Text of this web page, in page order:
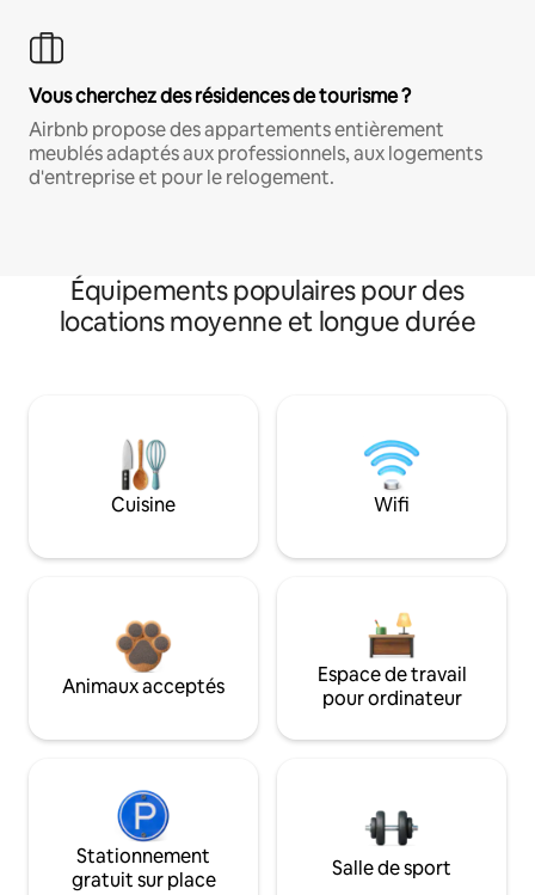
Vous cherchez des résidences de tourisme ?
Airbnb propose des appartements entièrement
meublés adaptés aux professionnels, aux logements
d'entreprise et pour le relogement.
Équipements populaires pour des
locations moyenne et longue durée
Cuisine Wifi
Animaux acceptés
Espace de travail
pour ordinateur
Stationnement
gratuit sur place
Salle de sport